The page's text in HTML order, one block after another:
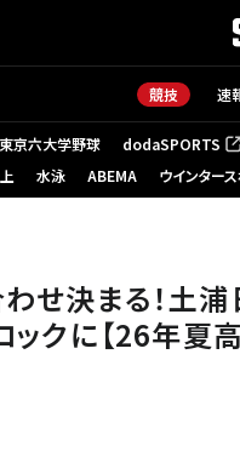
競技 速
東京六大学野球 dodaSPORTS
（新しいタブで開く）
水泳 ABEMA ウインター
せ決まる！土
クに【26年夏